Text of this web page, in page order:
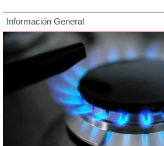
Información General